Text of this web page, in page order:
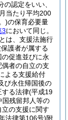
認定をいい、
当たり平均200
)の保育必要量
3において同じ。
は、支援法施行
護者が属する
促進並びに永
者の自立の支
よる支援給付
び永住帰国後の
する法律(平成19
国残留邦人等の
の支援に関す
法律第106号)附